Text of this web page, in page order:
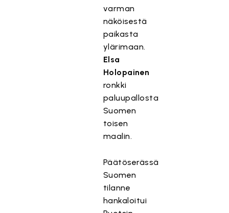
varman
näköisestä
paikasta
ylärimaan.
Elsa
Holopainen
ronkki
paluupallosta
Suomen
toisen
maalin.
Päätöserässä
Suomen
tilanne
hankaloitui